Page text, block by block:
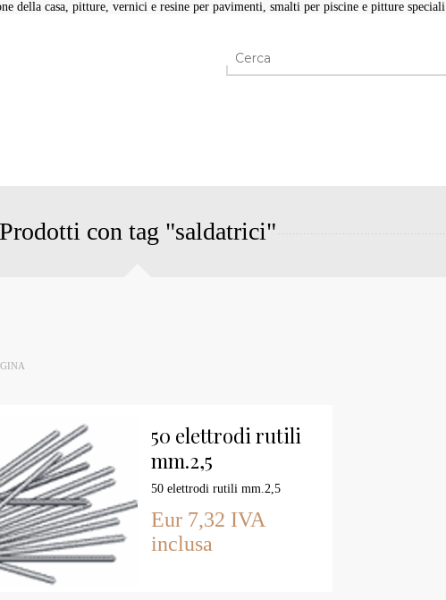
della casa, pitture, vernici e resine per pavimenti, smalti per piscine e pitture speciali
Prodotti con tag "saldatrici"
50 elettrodi rutili
mm.2,5
50 elettrodi rutili mm.2,5
Eur 7,32 IVA
inclusa